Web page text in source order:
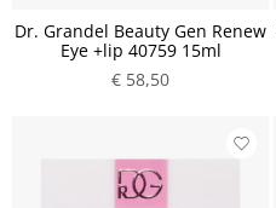
Dr. Grandel Beauty Gen Renew
Eye +lip 40759 15ml
€ 58,50